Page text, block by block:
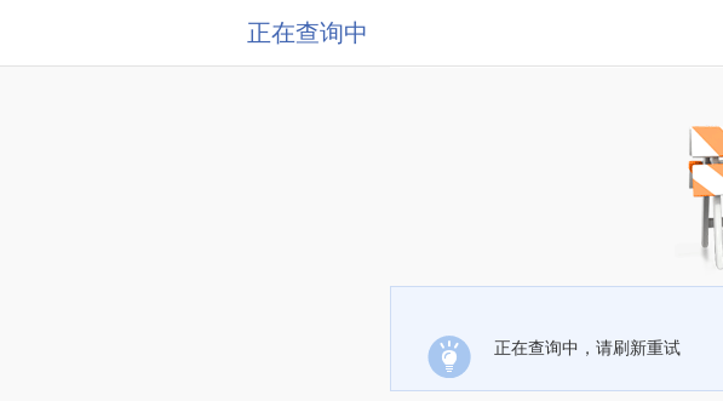
正在查询中
正在查询中，请刷新重试